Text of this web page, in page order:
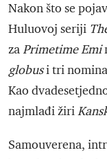
Nakon što se
Huluovoj seriji
zaPrimetime Emi
globusi tri
Kao
najmlađi žiri
Samouverena,